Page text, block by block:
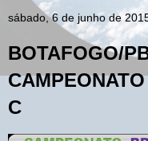
sábado, 6 de junho de
BOTAFOGO/
C